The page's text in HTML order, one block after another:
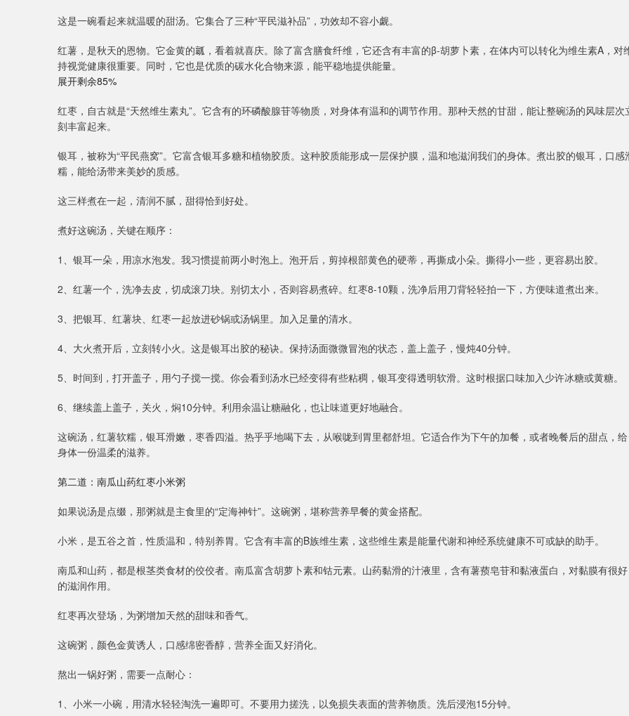
这是一碗看起来就温暖的甜汤。它集合了三种“平民滋补品”，功效却不容小觑。
红薯，是秋天的恩物。它金黄的瓤，看着就喜庆。除了富含膳食纤维，它还含有丰富的β-胡萝卜素，在体内可以转化为维生素A，对
持视觉健康很重要。同时，它也是优质的碳水化合物来源，能平稳地提供能量。
展开剩余85%
红枣，自古就是“天然维生素丸”。它含有的环磷酸腺苷等物质，对身体有温和的调节作用。那种天然的甘甜，能让整碗汤的风味层次
刻丰富起来。
银耳，被称为“平民燕窝”。它富含银耳多糖和植物胶质。这种胶质能形成一层保护膜，温和地滋润我们的身体。煮出胶的银耳，口感
糯，能给汤带来美妙的质感。
这三样煮在一起，清润不腻，甜得恰到好处。
煮好这碗汤，关键在顺序：
1、银耳一朵，用凉水泡发。我习惯提前两小时泡上。泡开后，剪掉根部黄色的硬蒂，再撕成小朵。撕得小一些，更容易出胶。
2、红薯一个，洗净去皮，切成滚刀块。别切太小，否则容易煮碎。红枣8-10颗，洗净后用刀背轻轻拍一下，方便味道煮出来。
3、把银耳、红薯块、红枣一起放进砂锅或汤锅里。加入足量的清水。
4、大火煮开后，立刻转小火。这是银耳出胶的秘诀。保持汤面微微冒泡的状态，盖上盖子，慢炖40分钟。
5、时间到，打开盖子，用勺子搅一搅。你会看到汤水已经变得有些粘稠，银耳变得透明软滑。这时根据口味加入少许冰糖或黄糖。
6、继续盖上盖子，关火，焖10分钟。利用余温让糖融化，也让味道更好地融合。
这碗汤，红薯软糯，银耳滑嫩，枣香四溢。热乎乎地喝下去，从喉咙到胃里都舒坦。它适合作为下午的加餐，或者晚餐后的甜点，给
身体一份温柔的滋养。
第二道：南瓜山药红枣小米粥
如果说汤是点缀，那粥就是主食里的“定海神针”。这碗粥，堪称营养早餐的黄金搭配。
小米，是五谷之首，性质温和，特别养胃。它含有丰富的B族维生素，这些维生素是能量代谢和神经系统健康不可或缺的助手。
南瓜和山药，都是根茎类食材的佼佼者。南瓜富含胡萝卜素和钴元素。山药黏滑的汁液里，含有薯蓣皂苷和黏液蛋白，对黏膜有很好
的滋润作用。
红枣再次登场，为粥增加天然的甜味和香气。
这碗粥，颜色金黄诱人，口感绵密香醇，营养全面又好消化。
熬出一锅好粥，需要一点耐心：
1、小米一小碗，用清水轻轻淘洗一遍即可。不要用力搓洗，以免损失表面的营养物质。洗后浸泡15分钟。